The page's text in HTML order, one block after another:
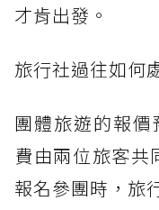
才肯出發。
旅行社過往如何
團體旅遊的報
費由兩位旅客共
報名參團時，旅